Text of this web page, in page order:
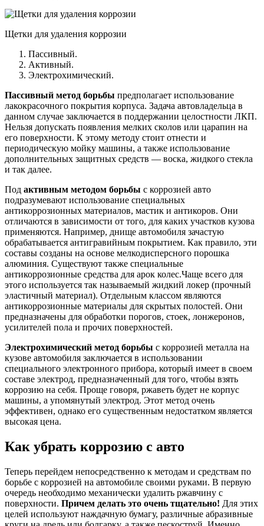
Щетки для удаления коррозии
Пассивный.
Активный.
Электрохимический.
Пассивный метод борьбы предполагает использование
лакокрасочного покрытия корпуса. Задача автовладельца в
данном случае заключается в поддержании целостности ЛКП.
Нельзя допускать появления мелких сколов или царапин на
его поверхности. К этому методу стоит отнести и
периодическую мойку машины, а также использование
дополнительных защитных средств — воска, жидкого стекла
и так далее.
Под активным методом борьбы с коррозией авто
подразумевают использование специальных
антикоррозионных материалов, мастик и антикоров. Они
отличаются в зависимости от того, для каких участков кузова
применяются. Например, днище автомобиля зачастую
обрабатывается антигравийным покрытием. Как правило, эти
составы созданы на основе мелкодисперсного порошка
алюминия. Существуют также специальные
антикоррозионные средства для арок колес.Чаще всего для
этого используется так называемый жидкий локер (прочный
эластичный материал). Отдельным классом являются
антикоррозионные материалы для скрытых полостей. Они
предназначены для обработки порогов, стоек, лонжеронов,
усилителей пола и прочих поверхностей.
Электрохимический метод борьбы с коррозией металла на
кузове автомобиля заключается в использовании
специального электронного прибора, который имеет в своем
составе электрод, предназначенный для того, чтобы взять
коррозию на себя. Проще говоря, ржаветь будет не корпус
машины, а упомянутый электрод. Этот метод очень
эффективен, однако его существенным недостатком является
высокая цена.
Как убрать коррозию с авто
Теперь перейдем непосредственно к методам и средствам по
борьбе с коррозией на автомобиле своими руками. В первую
очередь необходимо механически удалить ржавчину с
поверхности. Причем делать это очень тщательно! Для этих
целей используют наждачную бумагу, различные абразивные